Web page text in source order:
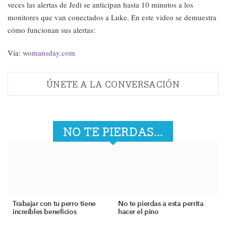
veces las alertas de Jedi se anticipan hasta 10 minutos a los
monitores que van conectados a Luke. En este video se demuestra
cómo funcionan sus alertas:
Vía: womansday.com
ÚNETE A LA CONVERSACIÓN
NO TE PIERDAS...
Trabajar con tu perro tiene
increíbles beneficios
No te pierdas a esta perrita
hacer el pino